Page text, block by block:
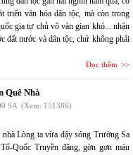
triển văn hóa dân tộc, mà còn trong
gia tự chủ vô vàn gian khó... nhận
đất nước và dân tộc, chứ không phải
Đọc thêm
Quê Nhà
SA (Xem: 151386)
Lòng ta vừa dậy sóng Trường Sa
Quốc Truyền đăng, gờn gợn máu